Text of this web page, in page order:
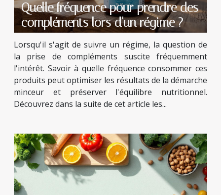
Quelle fréquence pour prendre des
compléments lors d'un régime ?
Lorsqu'il s'agit de suivre un régime, la question de
la prise de compléments suscite fréquemment
l'intérêt. Savoir à quelle fréquence consommer ces
produits peut optimiser les résultats de la démarche
minceur et préserver l'équilibre nutritionnel.
Découvrez dans la suite de cet article les...